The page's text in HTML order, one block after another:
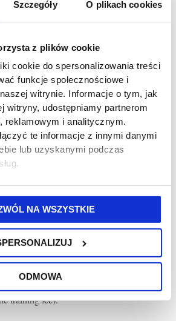
Szczegóły O plikach cookies
z plików cookie
cookie do spersonalizowania treści
funkcje społecznościowe i
witrynie. Informacje o tym, jak
witryny, udostępniamy partnerom
reklamowym i analitycznym.
te informacje z innymi danymi
lub uzyskanymi podczas
NA WSZYSTKIE
ODMOWA
in english
fee
sworn translator present at the
include 30 minutes of
to learn exam maneuvers.
possible to purchase an
of practice at the cost of 189
FEES:
of safe gas cylinder
(if interested, please add this
training fee).